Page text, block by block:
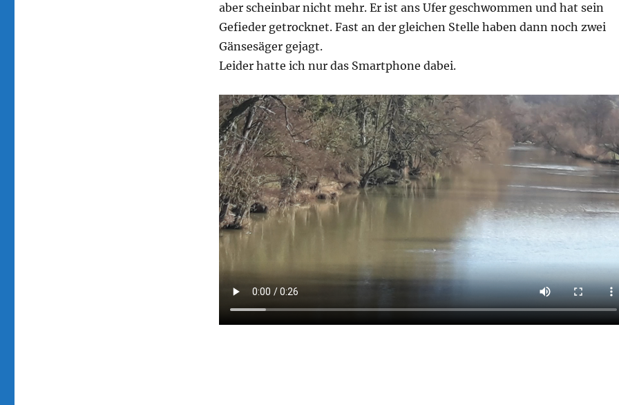
aber scheinbar nicht mehr. Er ist ans Ufer geschwommen und hat sein
Gefieder getrocknet. Fast an der gleichen Stelle haben dann noch zwei
Gänsesäger gejagt.
Leider hatte ich nur das Smartphone dabei.